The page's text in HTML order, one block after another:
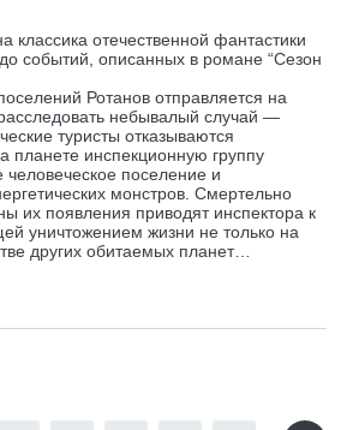
классика отечественной фантастики
событий, описанных в романе “Сезон
Ротанов отправляется на
небывалый случай —
туристы отказываются
планете инспекционную группу
поселение и
монстров. Смертельно
их появления приводят инспектора к
уничтожением жизни не только на
других обитаемых планет…